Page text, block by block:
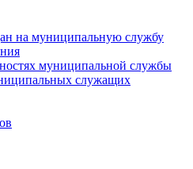
на муниципальную службу
муниципальной службы
служащих